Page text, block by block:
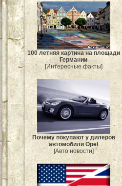
100 летняя картина на площади
Германии
[Интересные факты]
Почему покупают у дилеров
автомобили Opel
[Авто новости]